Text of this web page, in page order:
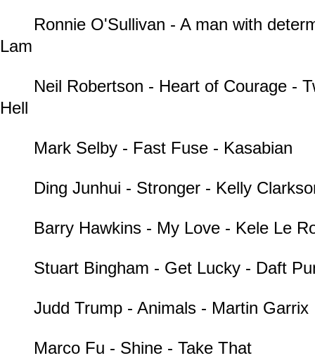
Ronnie O'Sullivan - A man with
Lam
Neil Robertson - Heart of Courage -
Hell
Mark Selby - Fast Fuse - Kasabian
Ding Junhui - Stronger - Kelly
Barry Hawkins - My Love - Kele Le
Stuart Bingham - Get Lucky - Daft
Judd Trump - Animals - Martin Garrix
Marco Fu - Shine - Take That